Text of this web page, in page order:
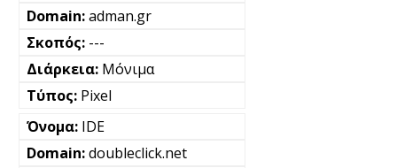
adman.gr
---
Μόνιμα
Pixel
IDE
doubleclick.net